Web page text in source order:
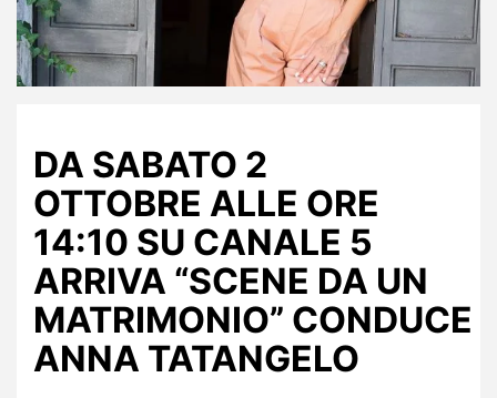
DA SABATO 2
OTTOBRE ALLE ORE
14:10 SU CANALE 5
ARRIVA “SCENE DA UN
MATRIMONIO” CONDUCE
ANNA TATANGELO